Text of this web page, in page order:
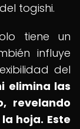
togishi.
tiene un
influye
del
elimina las
revelando
hoja. Este